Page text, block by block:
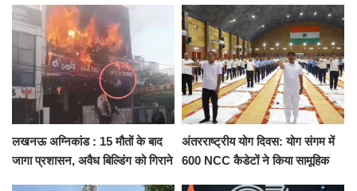
को नहीं...
किराया
लखनऊ अग्निकांड : 15 मौतों के बाद
जागा प्रशासन, अवैध बिल्डिंग को गिराने
अंतरराष्ट्रीय योग दिवस: योग संगम में
600 NCC कैडेटों ने किया सामूहिक